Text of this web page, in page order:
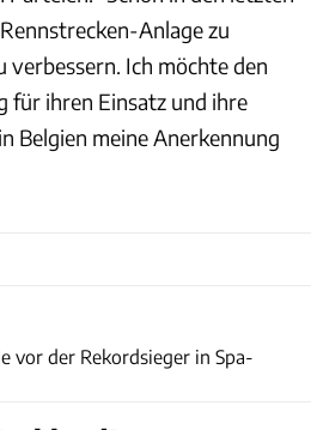
Anlage zu
verbessern. Ich möchte den
für ihren Einsatz und ihre
Belgien meine Anerkennung
vor der Rekordsieger in Spa-